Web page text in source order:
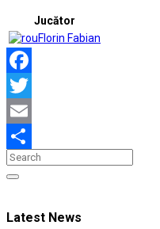
Jucător
Florin Fabian
Facebook
Twitter
Email
Partajează
Latest News